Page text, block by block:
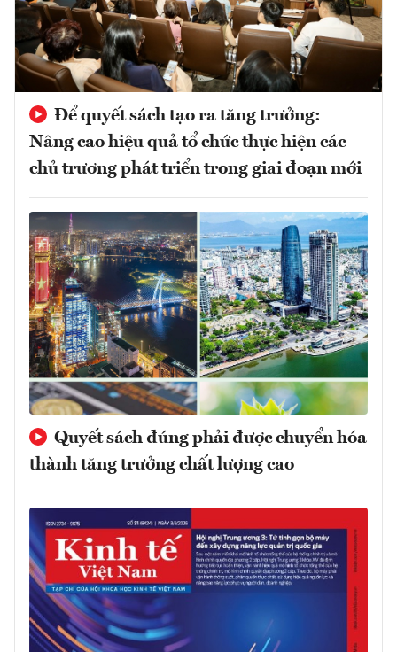
Để quyết sách tạo ra tăng trưởng:
Nâng cao hiệu quả tổ chức thực hiện các
chủ trương phát triển trong giai đoạn mới
Quyết sách đúng phải được chuyển hóa
thành tăng trưởng chất lượng cao